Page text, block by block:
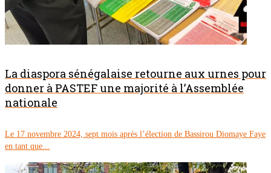
La diaspora sénégalaise retourne aux urnes pour
donner à PASTEF une majorité à l’Assemblée
nationale
Le 17 novembre 2024, sept mois après l’élection de Bassirou Diomaye Faye
en tant que...